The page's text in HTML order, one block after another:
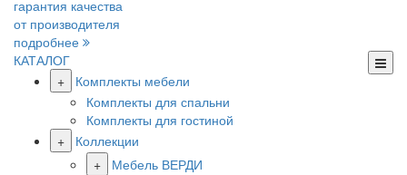
гарантия качества
от производителя
подробнее
КАТАЛОГ
+
Комплекты мебели
Комплекты для спальни
Комплекты для гостиной
+
Коллекции
+
Мебель ВЕРДИ